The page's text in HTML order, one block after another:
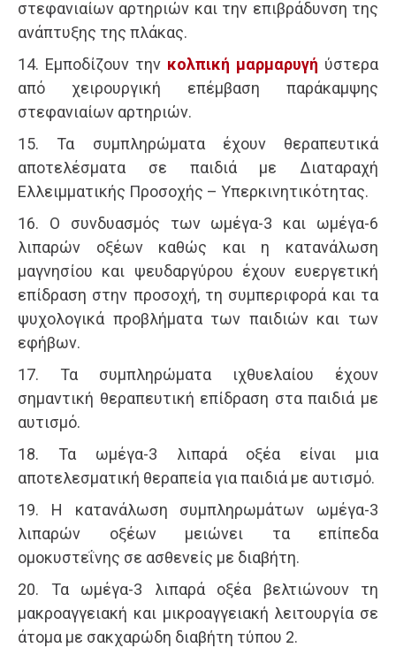
στεφανιαίων αρτηριών και την επιβράδυνση της
ανάπτυξης της πλάκας.
14. Εμποδίζουν την κολπική μαρμαρυγή ύστερα
από χειρουργική επέμβαση παράκαμψης
στεφανιαίων αρτηριών.
15. Τα συμπληρώματα έχουν θεραπευτικά
αποτελέσματα σε παιδιά με Διαταραχή
Ελλειμματικής Προσοχής – Υπερκινητικότητας.
16. Ο συνδυασμός των ωμέγα-3 και ωμέγα-6
λιπαρών οξέων καθώς και η κατανάλωση
μαγνησίου και ψευδαργύρου έχουν ευεργετική
επίδραση στην προσοχή, τη συμπεριφορά και τα
ψυχολογικά προβλήματα των παιδιών και των
εφήβων.
17. Τα συμπληρώματα ιχθυελαίου έχουν
σημαντική θεραπευτική επίδραση στα παιδιά με
αυτισμό.
18. Τα ωμέγα-3 λιπαρά οξέα είναι μια
αποτελεσματική θεραπεία για παιδιά με αυτισμό.
19. Η κατανάλωση συμπληρωμάτων ωμέγα-3
λιπαρών οξέων μειώνει τα επίπεδα
ομοκυστεΐνης σε ασθενείς με διαβήτη.
20. Τα ωμέγα-3 λιπαρά οξέα βελτιώνουν τη
μακροαγγειακή και μικροαγγειακή λειτουργία σε
άτομα με σακχαρώδη διαβήτη τύπου 2.